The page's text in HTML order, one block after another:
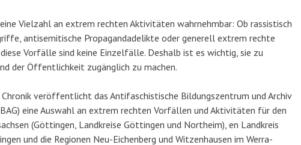
Vielzahl an extrem rechten Aktivitäten wahrnehmbar: Ob rassistisch
antisemitische Propagandadelikte oder generell extrem rechte
Vorfälle sind keine Einzelfälle. Deshalb ist es wichtig, sie zu
der Öffentlichkeit zugänglich zu machen.
veröffentlicht das Antifaschistische Bildungszentrum und Archiv
eine Auswahl an extrem rechten Vorfällen und Aktivitäten für den
(Göttingen, Landkreise Göttingen und Northeim), en Landkreis
und die Regionen Neu-Eichenberg und Witzenhausen im Werra-